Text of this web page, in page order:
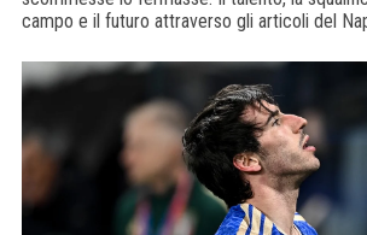
campo e il futuro attraverso gli articoli del